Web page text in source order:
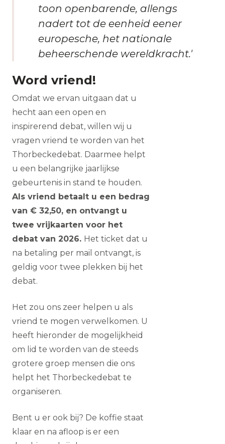
toon openbarende, allengs
nadert tot de eenheid eener
europesche, het nationale
beheerschende wereldkracht.'
Word vriend!
Omdat we ervan uitgaan dat u
hecht aan een open en
inspirerend debat, willen wij u
vragen vriend te worden van het
Thorbeckedebat. Daarmee helpt
u een belangrijke jaarlijkse
gebeurtenis in stand te houden.
Als vriend betaalt u een bedrag
van € 32,50, en ontvangt u
twee vrijkaarten voor het
debat van 2026. Het ticket dat u
na betaling per mail ontvangt, is
geldig voor twee plekken bij het
debat.
Het zou ons zeer helpen u als
vriend te mogen verwelkomen. U
heeft hieronder de mogelijkheid
om lid te worden van de steeds
grotere groep mensen die ons
helpt het Thorbeckedebat te
organiseren.
Bent u er ook bij? De koffie staat
klaar en na afloop is er een